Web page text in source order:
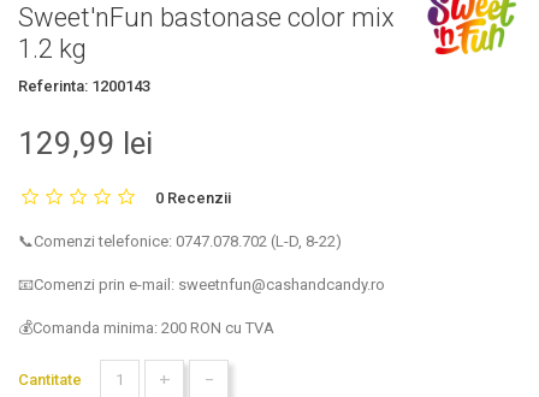
Sweet'nFun bastonase color mix
1.2 kg
Referinta: 1200143
129,99 lei
0 Recenzii
📞Comenzi telefonice: 0747.078.702 (L-D, 8-22)
📧Comenzi prin e-mail: sweetnfun@cashandcandy.ro
💰Comanda minima: 200 RON cu TVA
Cantitate + -